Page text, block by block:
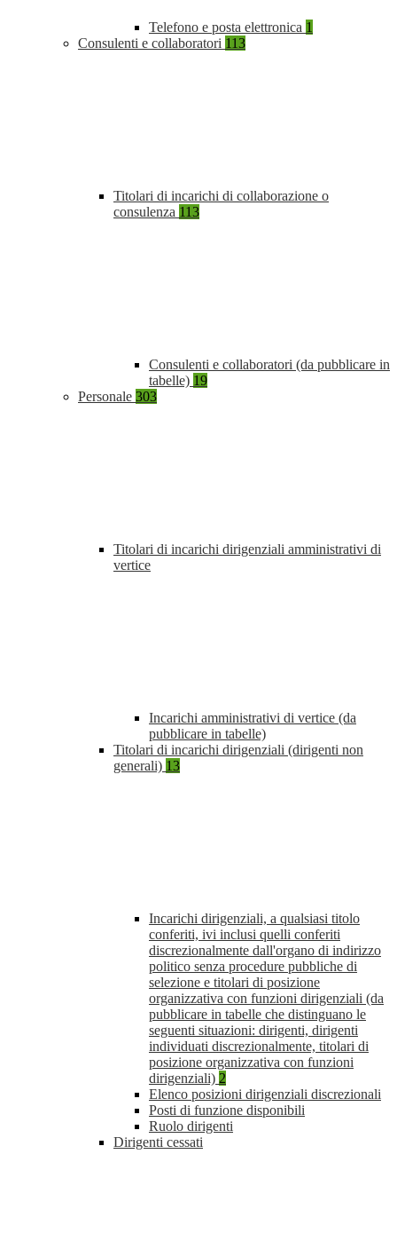
Telefono e posta elettronica 1
Consulenti e collaboratori 113
Titolari di incarichi di collaborazione o
consulenza 113
Consulenti e collaboratori (da pubblicare in
tabelle) 19
Personale 303
Titolari di incarichi dirigenziali amministrativi di
vertice
Incarichi amministrativi di vertice (da
pubblicare in tabelle)
Titolari di incarichi dirigenziali (dirigenti non
generali) 13
Incarichi dirigenziali, a qualsiasi titolo
conferiti, ivi inclusi quelli conferiti
discrezionalmente dall'organo di indirizzo
politico senza procedure pubbliche di
selezione e titolari di posizione
organizzativa con funzioni dirigenziali (da
pubblicare in tabelle che distinguano le
seguenti situazioni: dirigenti, dirigenti
individuati discrezionalmente, titolari di
posizione organizzativa con funzioni
dirigenziali) 2
Elenco posizioni dirigenziali discrezionali
Posti di funzione disponibili
Ruolo dirigenti
Dirigenti cessati